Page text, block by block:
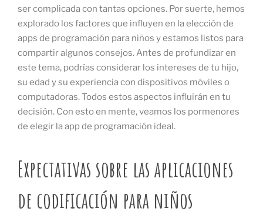
ser complicada con tantas opciones. Por suerte, hemos
explorado los factores que influyen en la elección de
apps de programación para niños y estamos listos para
compartir algunos consejos. Antes de profundizar en
este tema, podrías considerar los intereses de tu hijo,
su edad y su experiencia con dispositivos móviles o
computadoras. Todos estos aspectos influirán en tu
decisión. Con esto en mente, veamos los pormenores
de elegir la app de programación ideal.
Expectativas sobre las aplicaciones
de codificación para niños